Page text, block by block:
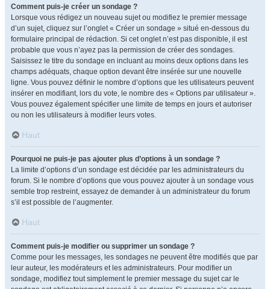
Comment puis-je créer un sondage ?
Lorsque vous rédigez un nouveau sujet ou modifiez le premier message
d’un sujet, cliquez sur l’onglet « Créer un sondage » situé en-dessous du
formulaire principal de rédaction. Si cet onglet n’est pas disponible, il est
probable que vous n’ayez pas la permission de créer des sondages.
Saisissez le titre du sondage en incluant au moins deux options dans les
champs adéquats, chaque option devant être insérée sur une nouvelle
ligne. Vous pouvez définir le nombre d’options que les utilisateurs peuvent
insérer en modifiant, lors du vote, le nombre des « Options par utilisateur ».
Vous pouvez également spécifier une limite de temps en jours et autoriser
ou non les utilisateurs à modifier leurs votes.
Haut
Pourquoi ne puis-je pas ajouter plus d’options à un sondage ?
La limite d’options d’un sondage est décidée par les administrateurs du
forum. Si le nombre d’options que vous pouvez ajouter à un sondage vous
semble trop restreint, essayez de demander à un administrateur du forum
s’il est possible de l’augmenter.
Haut
Comment puis-je modifier ou supprimer un sondage ?
Comme pour les messages, les sondages ne peuvent être modifiés que par
leur auteur, les modérateurs et les administrateurs. Pour modifier un
sondage, modifiez tout simplement le premier message du sujet car le